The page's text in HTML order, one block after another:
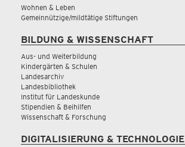
Wohnen & Leben
Gemeinnützige/mildtätige Stiftungen
BILDUNG & WISSENSCHAFT
Aus- und Weiterbildung
Kindergärten & Schulen
Landesarchiv
Landesbibliothek
Institut für Landeskunde
Stipendien & Beihilfen
Wissenschaft & Forschung
DIGITALISIERUNG & TECHNOLOGIE